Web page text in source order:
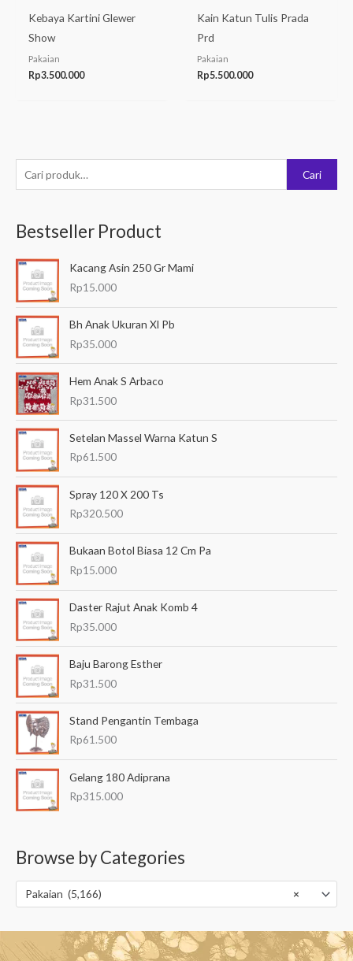
e
c
a
u
n
u
Cari
Bestseller Product
Kacang Asin 250 Gr Mami
Rp15.000
Bh Anak Ukuran Xl Pb
Rp35.000
Hem Anak S Arbaco
Rp31.500
Setelan Massel Warna Katun S
Rp61.500
Spray 120 X 200 Ts
Rp320.500
Bukaan Botol Biasa 12 Cm Pa
Rp15.000
Daster Rajut Anak Komb 4
Rp35.000
Baju Barong Esther
Rp31.500
Stand Pengantin Tembaga
Rp61.500
Gelang 180 Adiprana
Rp315.000
Browse by Categories
×
Pakaian (5,166)
Kebaya Kartini Glewer
Show
Pakaian
Rp3.500.000
Kain Katun Tulis Prada
Prd
Pakaian
Rp5.500.000